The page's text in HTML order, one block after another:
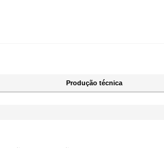
Produção técnica